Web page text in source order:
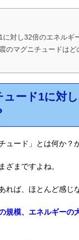
に対し32倍のエネルギ
のマグニチュードはど
ュード1に対
ュード」とは何か？
ざまですよね。
れば、ほとんど感じ
規模、エネルギーの